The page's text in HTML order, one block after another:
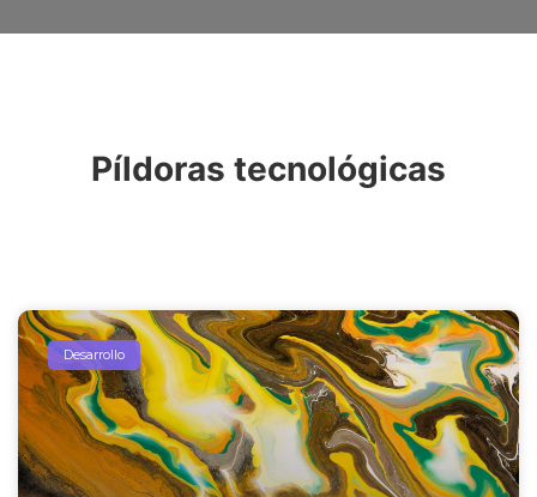
Píldoras tecnológicas
Desarrollo